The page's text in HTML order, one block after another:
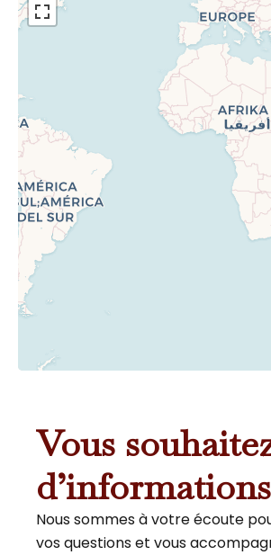
Vous
Nous sommes à votre écoute
vos questions et vous